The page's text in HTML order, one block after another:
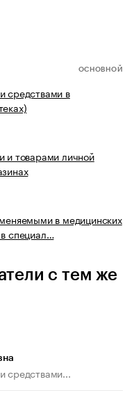
ОСНОВНОЙ
средствами в
и товарами личной
в медицинских
специал…
с тем же
средствами...